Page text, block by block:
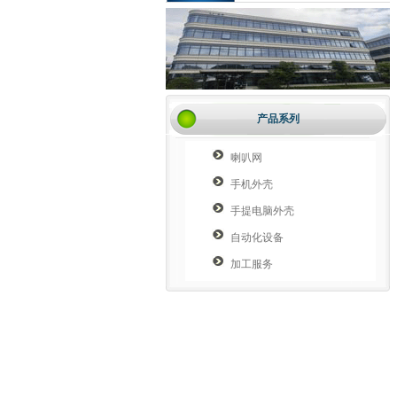
产品系列
喇叭网
手机外壳
手提电脑外壳
自动化设备
加工服务